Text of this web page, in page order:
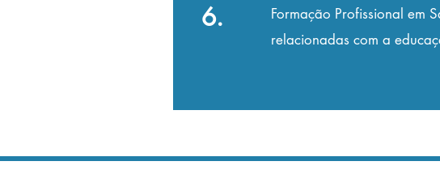
6.
Formação Profissional em
relacionadas com a